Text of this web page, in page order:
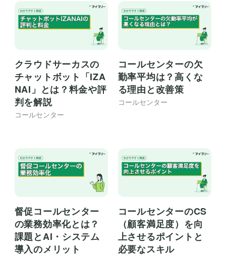
クラウドサーカスの
チャットボット「IZA
NAI」とは？料金や評
判を解説
コールセンター
コールセンターの欠
勤率平均は？高くな
る理由と改善策
コールセンター
督促コールセンター
の業務効率化とは？
課題とAI・システム
導入のメリット
コールセンターのCS
（顧客満足度）を向
上させるポイントと
必要なスキル